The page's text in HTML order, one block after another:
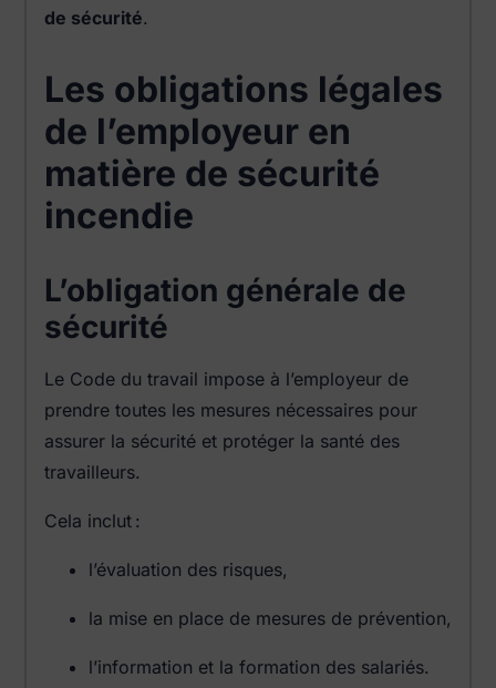
de sécurité.
Les obligations légales
de l’employeur en
matière de sécurité
incendie
L’obligation générale de
sécurité
Le Code du travail impose à l’employeur de
prendre toutes les mesures nécessaires pour
assurer la sécurité et protéger la santé des
travailleurs.
Cela inclut :
l’évaluation des risques,
la mise en place de mesures de prévention,
l’information et la formation des salariés.